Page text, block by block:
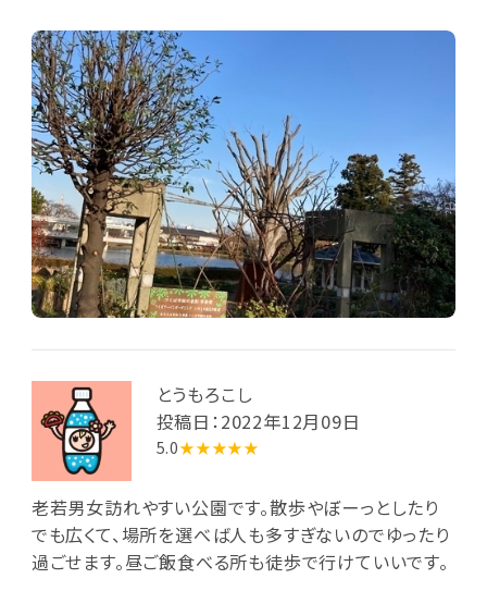
とうもろこし
投稿日：2022年12月09日
5.0★★★★★
老若男女訪れやすい公園です。散歩やぼーっとしたり
でも広くて、場所を選べば人も多すぎないのでゆったり
過ごせます。昼ご飯食べる所も徒歩で行けていいです。